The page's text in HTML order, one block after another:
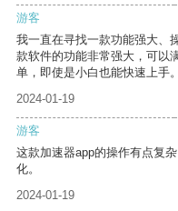
游客
我一直在寻找一款功能强大、
款软件的功能非常强大，可以
单，即使是小白也能快速上手。
2024-01-19
游客
这款加速器app的操作有点复
化。
2024-01-19